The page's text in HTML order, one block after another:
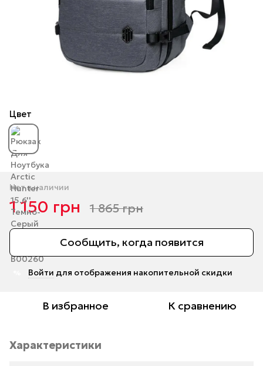
Цвет
Нет в наличии
1 150 грн 1 865 грн
Сообщить, когда появится
Войти для отображения накопительной скидки
В избранное К сравнению
Характеристики